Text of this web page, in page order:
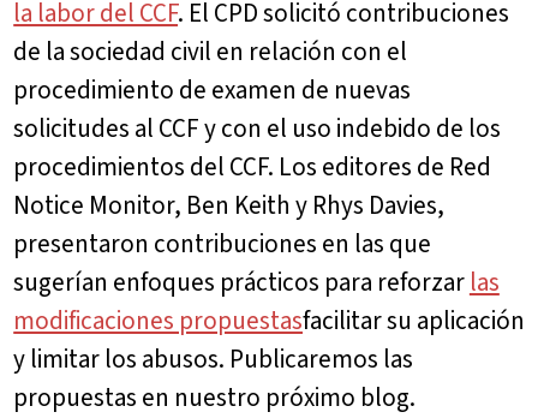
la labor del CCF. El CPD solicitó contribuciones
de la sociedad civil en relación con el
procedimiento de examen de nuevas
solicitudes al CCF y con el uso indebido de los
procedimientos del CCF. Los editores de Red
Notice Monitor, Ben Keith y Rhys Davies,
presentaron contribuciones en las que
sugerían enfoques prácticos para reforzar las
modificaciones propuestasfacilitar su aplicación
y limitar los abusos. Publicaremos las
propuestas en nuestro próximo blog.